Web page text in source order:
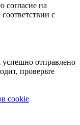
согласие на
с
отправлено
проверьте
cookie